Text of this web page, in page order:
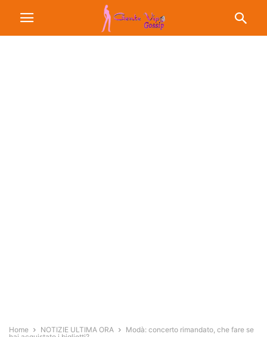
Home NOTIZIE ULTIMA ORA
Modà: concerto rimandato, che fare se